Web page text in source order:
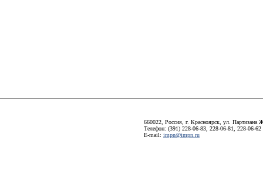
660022, Россия, г. Красноярск, ул. Партизана
Телефон: (391) 228-06-83, 228-06-81, 228-06-62
E-mail: impn@impn.ru